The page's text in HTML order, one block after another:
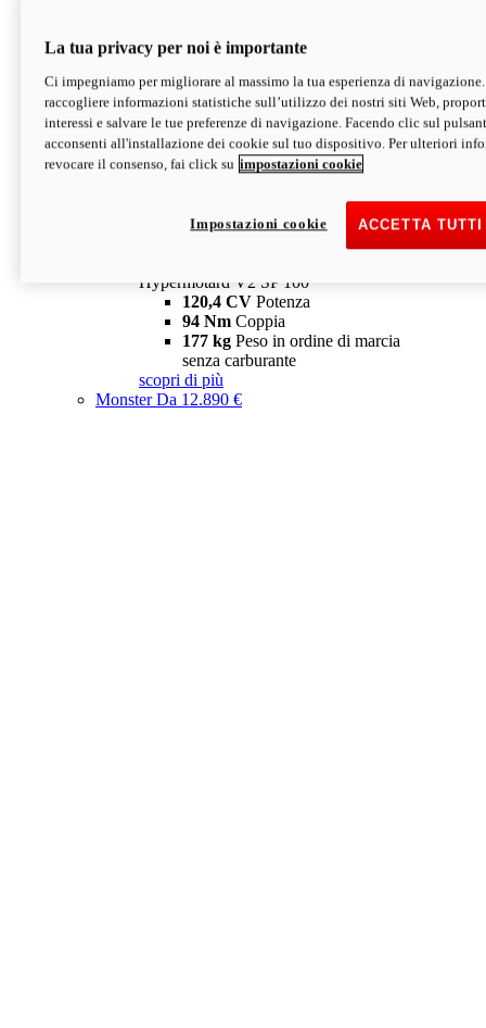
V2 SP
Hypermotard V2 SP
120,4 CVPotenza
94 NmCoppia
177 kgPeso in ordine di marcia
senza carburante
Depotenziata 35 kW: 18.890 € i
configura scopri di più
Hypermotard V2 SP 100
120,4 CV Potenza
94 Nm Coppia
177 kg Peso in ordine di marcia
senza carburante
scopri di più
MonsterDa 12.890 €
La tua privacy per noi è importante
Ci impegniamo per migliorare al massimo la tua esperienza di
raccogliere informazioni statistiche sull’utilizzo dei nostri siti Web,
interessi e salvare le tue preferenze di navigazione. Facendo clic sul
acconsenti all'installazione dei cookie sul tuo dispositivo. Per ulteriori
revocare il consenso, fai click su impostazioni cookie
ACCETTA
Impostazioni cookie